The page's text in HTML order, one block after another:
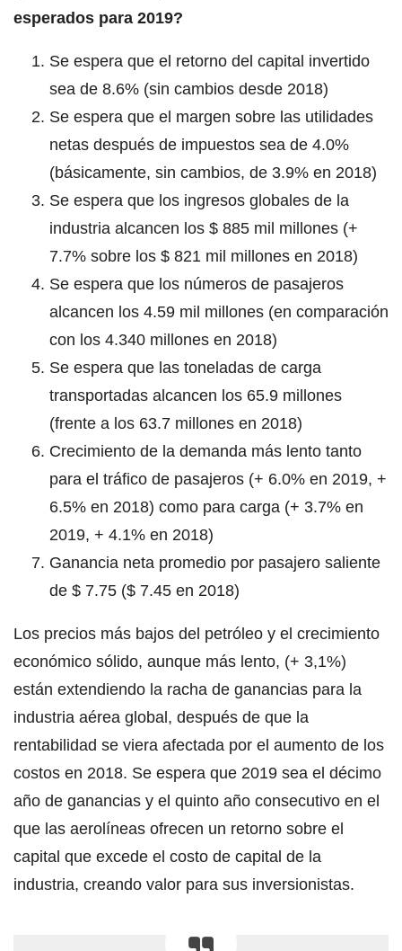
esperados para 2019?
Se espera que el retorno del capital invertido
sea de 8.6% (sin cambios desde 2018)
Se espera que el margen sobre las utilidades
netas después de impuestos sea de 4.0%
(básicamente, sin cambios, de 3.9% en 2018)
Se espera que los ingresos globales de la
industria alcancen los $ 885 mil millones (+
7.7% sobre los $ 821 mil millones en 2018)
Se espera que los números de pasajeros
alcancen los 4.59 mil millones (en comparación
con los 4.340 millones en 2018)
Se espera que las toneladas de carga
transportadas alcancen los 65.9 millones
(frente a los 63.7 millones en 2018)
Crecimiento de la demanda más lento tanto
para el tráfico de pasajeros (+ 6.0% en 2019, +
6.5% en 2018) como para carga (+ 3.7% en
2019, + 4.1% en 2018)
Ganancia neta promedio por pasajero saliente
de $ 7.75 ($ 7.45 en 2018)
Los precios más bajos del petróleo y el crecimiento
económico sólido, aunque más lento, (+ 3,1%)
están extendiendo la racha de ganancias para la
industria aérea global, después de que la
rentabilidad se viera afectada por el aumento de los
costos en 2018. Se espera que 2019 sea el décimo
año de ganancias y el quinto año consecutivo en el
que las aerolíneas ofrecen un retorno sobre el
capital que excede el costo de capital de la
industria, creando valor para sus inversionistas.